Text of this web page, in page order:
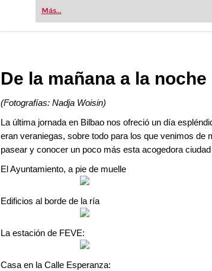
Whether you’re taking your first steps
more efficiently, intelligently and with a
Más...
De la mañana a la noche
(Fotografías: Nadja Woisin)
La última jornada en Bilbao nos ofreció un día
eran veraniegas, sobre todo para los que venimos de
pasear y conocer un poco más esta acogedora
El Ayuntamiento, a pie de muelle
Edificios al borde de la ría
La estación de FEVE:
Casa en la Calle Esperanza: